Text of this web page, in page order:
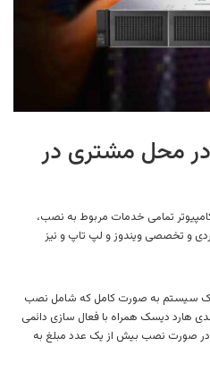
محل مشتری در
تمامی خدمات مربوط به نصب،
و تخصصی ویندوز و لپ تاپ و نیز
سیستم به صورت کامل که شامل نصب
هارد دیسک همراه با فعال سازی دائمی
است که در صورت نصب بیش از یک عدد مبلغ به